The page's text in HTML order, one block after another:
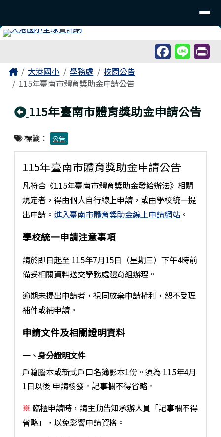
主內容區域
Home大港國小 學務處
校園公告
115年臺南市體育獎助金申請公告
回上頁
115年臺南市體育獎助金申請公告
標籤： 公告
115年臺南市體育獎助金申請公告
凡符合《115年臺南市體育獎助金發給辦法》相關
規定者，得由個人自行線上申請，或由學校統一提
出申請。 進入臺南市體育獎助金線上申請網站。
學校統一申請注意事項
請於即日起至 115年7月15日（星期三）下午4時前
備妥相關資料送交學務處體育組辦理。
逾期未提出申請者，視同放棄申請權利，恕不受理
補件或補申請。
申請文件及相關證明資料
一、身分證明文件
戶籍謄本或新式戶口名簿影本1份。須為 115年4月
1日以後 申請核發。記事欄不得省略。
※ 臨櫃申請時，請主動告知承辦人員「記事欄不得
省略」，以免影響申請資格。
頁尾區域